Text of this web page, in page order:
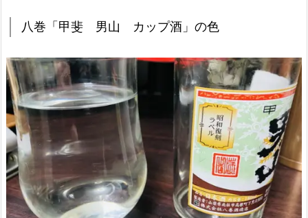
八巻「甲斐 男山 カップ酒」の色